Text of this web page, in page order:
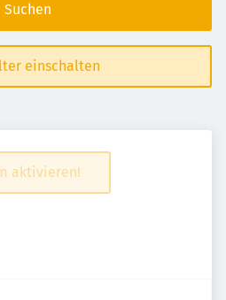
Suchen
einschalten
aktivieren!